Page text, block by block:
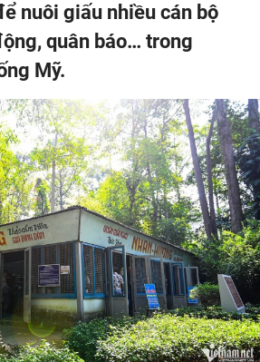
nuôi giấu nhiều cán bộ
quân báo… trong
Mỹ.